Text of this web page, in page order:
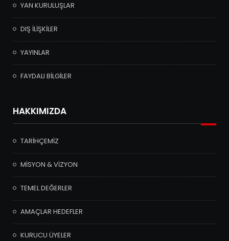
YAN KURULUŞLAR
DIŞ İLİŞKİLER
YAYINLAR
FAYDALI BİLGİLER
HAKKIMIZDA
TARİHÇEMİZ
MİSYON & VİZYON
TEMEL DEĞERLER
AMAÇLAR HEDEFLER
KURUCU ÜYELER